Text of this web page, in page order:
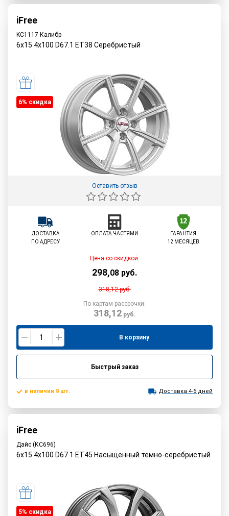
iFree
KC1117 Калибр
6x15 4x100 D67.1 ET38 Серебристый
6% cкидка
Оставить отзыв
ДОСТАВКА
ПО АДРЕСУ
ОПЛАТА ЧАСТЯМИ
ГАРАНТИЯ
12 МЕСЯЦЕВ
Цена со скидкой:
298,08 руб.
318,12руб.
По картам рассрочки:
318,12руб.
В корзину
Быстрый заказ
в наличии 8 шт. Доставка 4-6 дней
iFree
Дайс (КС696)
6x15 4x100 D67.1 ET45 Насыщенный темно-серебристый
5% cкидка